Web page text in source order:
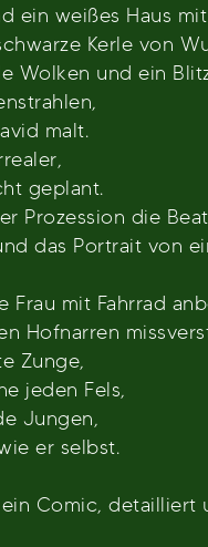
ein weißes Haus
Kerle von
Wolken und ein
malt.
geplant.
Prozession die
das Portrait von
Frau mit Fahrrad
Hofnarren
Zunge,
jeden Fels,
Jungen,
er selbst.
Comic, detailliert